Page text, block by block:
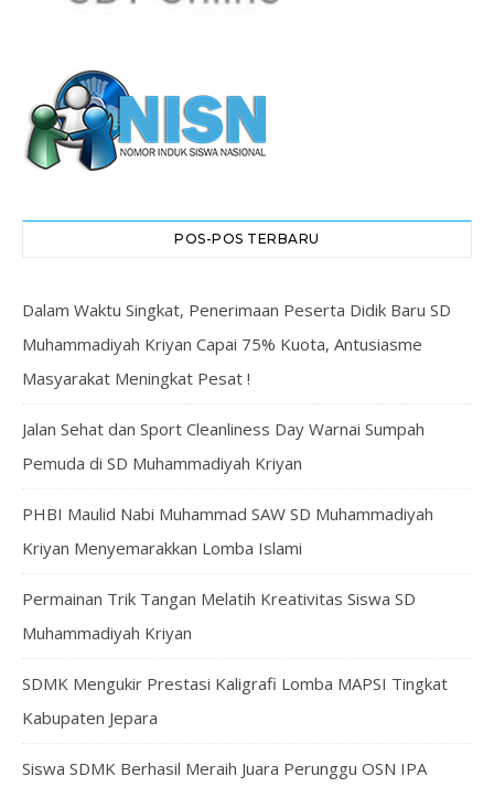
POS-POS TERBARU
Dalam Waktu Singkat, Penerimaan Peserta Didik Baru SD
Muhammadiyah Kriyan Capai 75% Kuota, Antusiasme
Masyarakat Meningkat Pesat !
Jalan Sehat dan Sport Cleanliness Day Warnai Sumpah
Pemuda di SD Muhammadiyah Kriyan
PHBI Maulid Nabi Muhammad SAW SD Muhammadiyah
Kriyan Menyemarakkan Lomba Islami
Permainan Trik Tangan Melatih Kreativitas Siswa SD
Muhammadiyah Kriyan
SDMK Mengukir Prestasi Kaligrafi Lomba MAPSI Tingkat
Kabupaten Jepara
Siswa SDMK Berhasil Meraih Juara Perunggu OSN IPA